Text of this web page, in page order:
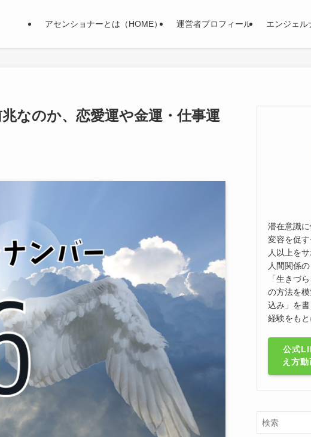
アセンショナーとは（HOME） 運営者プロフィール エンジェル
なのか、恋愛運や金運・仕事運
潜在意識
変容を促
人以上を
人間関係
「生きづ
の方法を
込み」を
経験をもと
公式
え方